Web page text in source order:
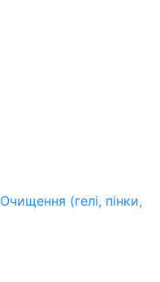
Очищення (гелі, пінки,